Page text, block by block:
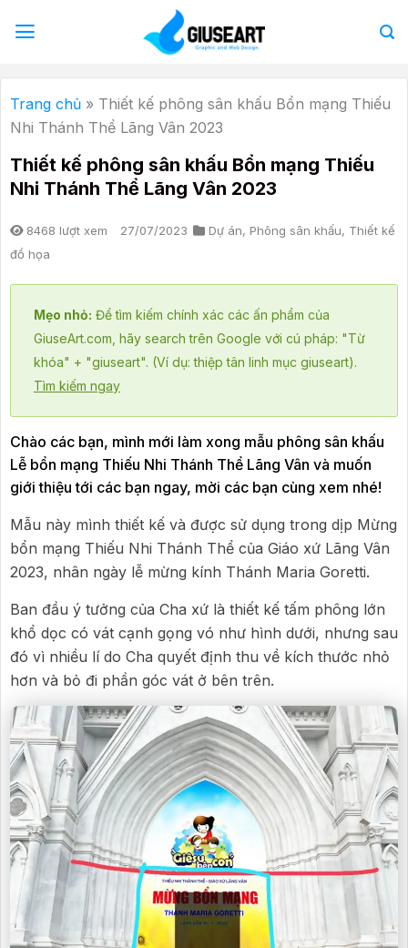
qua
dung
Trang chủ » Thiết kế phông sân khấu Bổn mạng Thiếu
Nhi Thánh Thể Lãng Vân 2023
Thiết kế phông sân khấu Bổn mạng Thiếu
Nhi Thánh Thể Lãng Vân 2023
8468 lượt xem 27/07/2023 Dự án, Phông sân khấu, Thiết kế
đồ họa
Mẹo nhỏ: Để tìm kiếm chính xác các ấn phẩm của
GiuseArt.com, hãy search trên Google với cú pháp: "Từ
khóa" + "giuseart". (Ví dụ: thiệp tân linh mục giuseart).
Tìm kiếm ngay
Chào các bạn, mình mới làm xong mẫu phông sân khấu
Lễ bổn mạng Thiếu Nhi Thánh Thể Lãng Vân và muốn
giới thiệu tới các bạn ngay, mời các bạn cùng xem nhé!
Mẫu này mình thiết kế và được sử dụng trong dịp Mừng
bổn mạng Thiếu Nhi Thánh Thể của Giáo xứ Lãng Vân
2023, nhân ngày lễ mừng kính Thánh Maria Goretti.
Ban đầu ý tưởng của Cha xứ là thiết kế tấm phông lớn
khổ dọc có vát cạnh gọng vó như hình dưới, nhưng sau
đó vì nhiều lí do Cha quyết định thu về kích thước nhỏ
hơn và bỏ đi phần góc vát ở bên trên.